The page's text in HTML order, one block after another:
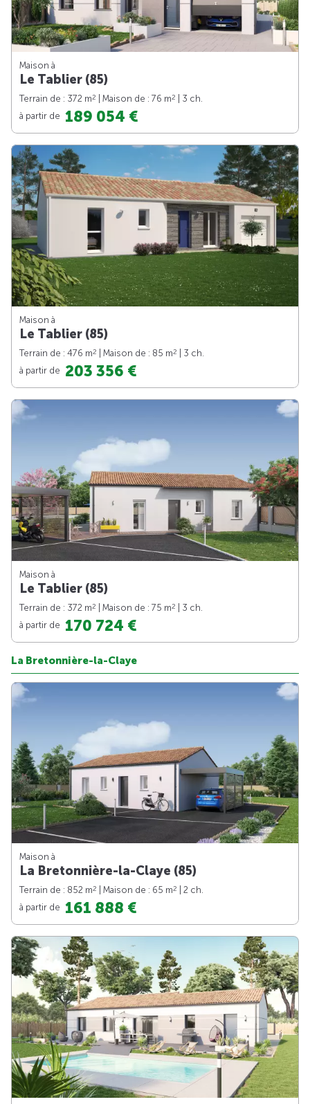
Maison à
Le Tablier (85)
Terrain de : 372 m2 | Maison de : 76 m2
| 3 ch.
à partir de 189 054 €
Maison à
Le Tablier (85)
Terrain de : 476 m2 | Maison de : 85 m2
| 3 ch.
à partir de 203 356 €
Maison à
Le Tablier (85)
Terrain de : 372 m2 | Maison de : 75 m2
| 3 ch.
à partir de 170 724 €
La Bretonnière-la-Claye
Maison à
La Bretonnière-la-Claye (85)
Terrain de : 852 m2 | Maison de : 65 m2
| 2 ch.
à partir de 161 888 €